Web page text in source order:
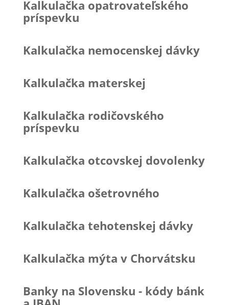
Kalkulačka opatrovateľského
príspevku
Kalkulačka nemocenskej dávky
Kalkulačka materskej
Kalkulačka rodičovského
príspevku
Kalkulačka otcovskej dovolenky
Kalkulačka ošetrovného
Kalkulačka tehotenskej dávky
Kalkulačka mýta v Chorvátsku
Banky na Slovensku - kódy bánk